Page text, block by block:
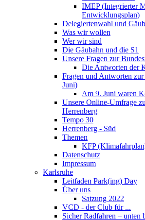
IMEP (Integrierter
Entwicklungsplan)
Delegiertenwahl und
Was wir wollen
Wer wir sind
Die Gäubahn und die S1
Unsere Fragen zur
Die Antworten der
Fragen und Antworten
Juni)
Am 9. Juni waren
Unsere Online-Umfrage
Herrenberg
Tempo 30
Herrenberg - Süd
Themen
KFP
Datenschutz
Impressum
Karlsruhe
Leitfaden Park(ing) Day
Über uns
Satzung 2022
VCD - der Club für ...
Sicher Radfahren – unten